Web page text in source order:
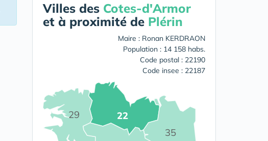
Villes des Cotes-d'Armor
et à proximité de Plérin
Maire : Ronan KERDRAON
Population : 14 158 habs.
Code postal : 22190
Code insee : 22187
22
29
35